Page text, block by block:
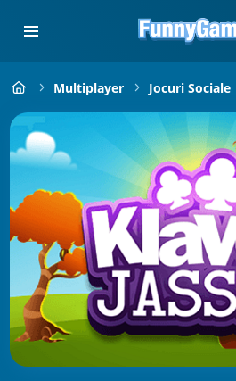
Multiplayer Jocuri Sociale